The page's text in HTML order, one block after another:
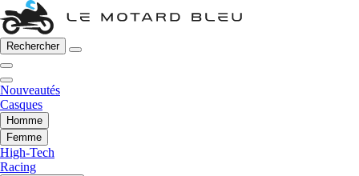
Rechercher
Nouveautés
Casques
Homme
Femme
High-Tech
Racing